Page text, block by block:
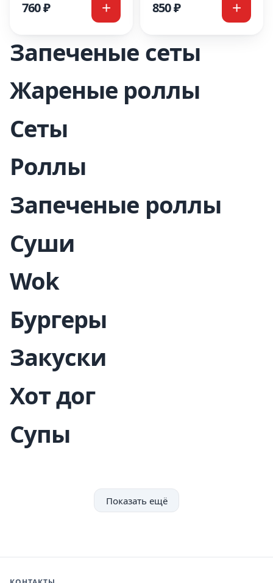
болгарский перец,сыр
моцарелла
760 ₽
болгарский перец,сыр
моцарелла
850 ₽
Запеченые сеты
Жареные роллы
Сеты
Роллы
Запеченые роллы
Суши
Wok
Бургеры
Закуски
Хот дог
Супы
Показать ещё